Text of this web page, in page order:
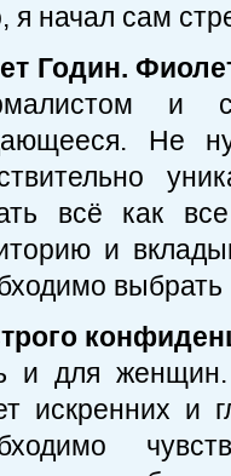
я начал сам
Годин.
и
Не
всё как
и
выбрать
и для женщин.
искренних и